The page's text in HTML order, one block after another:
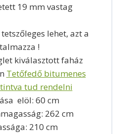
19 mm vastag
lehet, azt a
!
kiválasztott faház
Tetőfedő bitumenes
tud rendelni
elöl: 60 cm
262 cm
210 cm